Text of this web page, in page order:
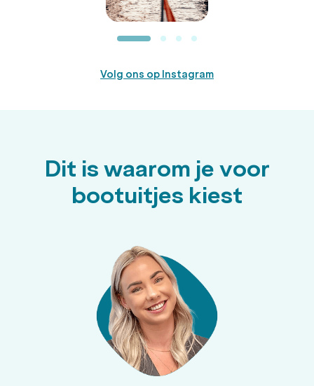
Volg ons op Instagram
Dit is waarom je voor
bootuitjes kiest